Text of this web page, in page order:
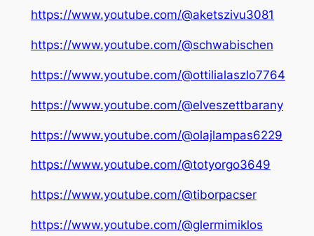
https://www.youtube.com/@aketszivu3081
https://www.youtube.com/@schwabischen
https://www.youtube.com/@ottilialaszlo7764
https://www.youtube.com/@elveszettbarany
https://www.youtube.com/@olajlampas6229
https://www.youtube.com/@totyorgo3649
https://www.youtube.com/@tiborpacser
https://www.youtube.com/@glermimiklos